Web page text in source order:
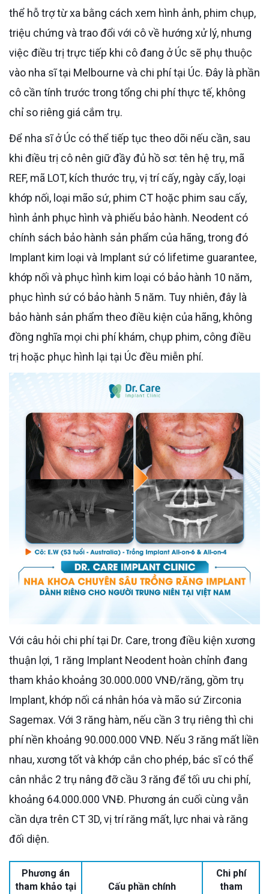
thể hỗ trợ từ xa bằng cách xem hình ảnh, phim chụp,
triệu chứng và trao đổi với cô về hướng xử lý, nhưng
việc điều trị trực tiếp khi cô đang ở Úc sẽ phụ thuộc
vào nha sĩ tại Melbourne và chi phí tại Úc. Đây là phần
cô cần tính trước trong tổng chi phí thực tế, không
chỉ so riêng giá cắm trụ.
Để nha sĩ ở Úc có thể tiếp tục theo dõi nếu cần, sau
khi điều trị cô nên giữ đầy đủ hồ sơ: tên hệ trụ, mã
REF, mã LOT, kích thước trụ, vị trí cấy, ngày cấy, loại
khớp nối, loại mão sứ, phim CT hoặc phim sau cấy,
hình ảnh phục hình và phiếu bảo hành. Neodent có
chính sách bảo hành sản phẩm của hãng, trong đó
Implant kim loại và Implant sứ có lifetime guarantee,
khớp nối và phục hình kim loại có bảo hành 10 năm,
phục hình sứ có bảo hành 5 năm. Tuy nhiên, đây là
bảo hành sản phẩm theo điều kiện của hãng, không
đồng nghĩa mọi chi phí khám, chụp phim, công điều
trị hoặc phục hình lại tại Úc đều miễn phí.
Với câu hỏi chi phí tại Dr. Care, trong điều kiện xương
thuận lợi, 1 răng Implant Neodent hoàn chỉnh đang
tham khảo khoảng 30.000.000 VNĐ/răng, gồm trụ
Implant, khớp nối cá nhân hóa và mão sứ Zirconia
Sagemax. Với 3 răng hàm, nếu cần 3 trụ riêng thì chi
phí nền khoảng 90.000.000 VNĐ. Nếu 3 răng mất liền
nhau, xương tốt và khớp cắn cho phép, bác sĩ có thể
cân nhắc 2 trụ nâng đỡ cầu 3 răng để tối ưu chi phí,
khoảng 64.000.000 VNĐ. Phương án cuối cùng vẫn
cần dựa trên CT 3D, vị trí răng mất, lực nhai và răng
đối diện.
Phương án
tham khảo tại
Cấu phần chính
Chi phí
tham